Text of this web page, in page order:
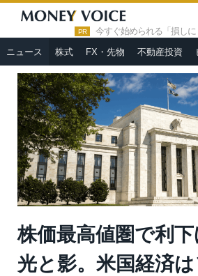
PR 今すぐ始められる「損しに
ニュース 株式 FX・先物 不動産投資
HOME » ニュース »
株価最高値圏で利
国経済はソフトランディング成功も、新たな
株価最高値圏で利
光と影。米国経済